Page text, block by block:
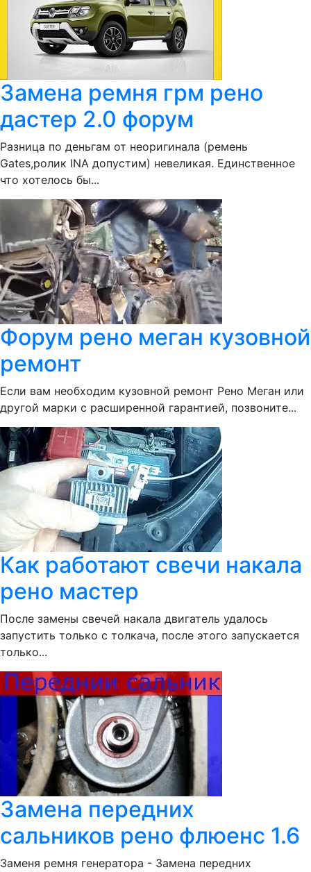
Замена ремня грм рено
дастер 2.0 форум
Разница по деньгам от неоригинала (ремень
Gates,ролик INA допустим) невеликая. Единственное
что хотелось бы...
Форум рено меган кузовной
ремонт
Если вам необходим кузовной ремонт Рено Меган или
другой марки с расширенной гарантией, позвоните...
Как работают свечи накала
рено мастер
После замены свечей накала двигатель удалось
запустить только с толкача, после этого запускается
только...
Замена передних
сальников рено флюенс 1.6
Заменя ремня генератора - Замена передних